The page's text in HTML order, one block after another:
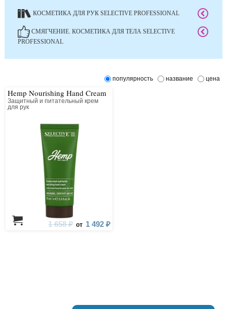
КОСМЕТИКА ДЛЯ РУК SELECTIVE PROFESSIONAL
СМЯГЧЕНИЕ. КОСМЕТИКА ДЛЯ ТЕЛА SELECTIVE
PROFESSIONAL
популярность название цена
Hemp Nourishing Hand Cream
Защитный и питательный крем
для рук
1 658 ₽ от 1 492 ₽